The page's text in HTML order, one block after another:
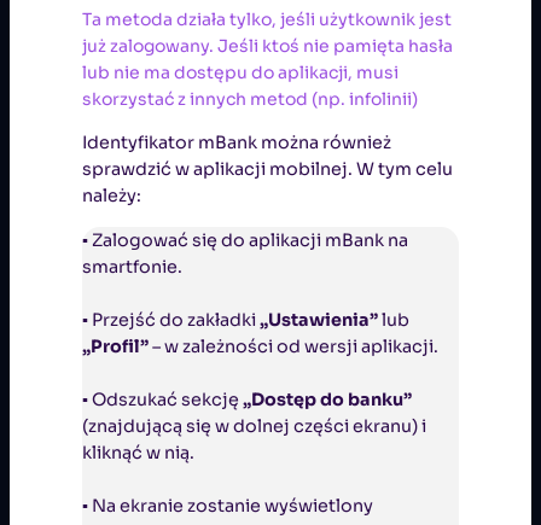
Ta metoda działa tylko, jeśli użytkownik jest
już zalogowany. Jeśli ktoś nie pamięta hasła
lub nie ma dostępu do aplikacji, musi
skorzystać z innych metod (np. infolinii)
Identyfikator mBank można również
sprawdzić w aplikacji mobilnej. W tym celu
należy:
▪ Zalogować się do aplikacji mBank na
smartfonie.
▪ Przejść do zakładki „Ustawienia”lub
„Profil”– w zależności od wersji aplikacji.
▪ Odszukać sekcję „Dostęp do banku”
(znajdującą się w dolnej części ekranu) i
kliknąć w nią.
▪ Na ekranie zostanie wyświetlony